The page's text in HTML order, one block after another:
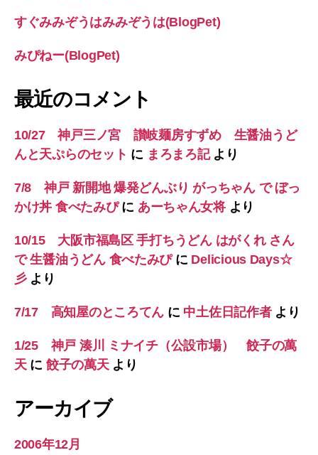
すぐみみぞうはみみぞうは(BlogPet)
みぴねー(BlogPet)
最近のコメント
10/27 神戸三ノ宮 讃岐麺房すずめ 生醤油うど
んと天ぷらのセット に まろまろ記より
7/8 神戸 新開地 爆発どんぶり がっちゃん で ぼっ
かけ丼 食べたみぴに あーちゃん女将より
10/15 大阪市福島区 手打ちうどん はがくれ さん
で 生醤油うどん 食べたみぴに Delicious Days☆
彡より
7/17 高知屋のところてん に 中土佐日記作者より
1/25 神戸 湊川 ミナイチ（公設市場） 餃子の萬
天に 餃子の萬天より
アーカイブ
2006年12月